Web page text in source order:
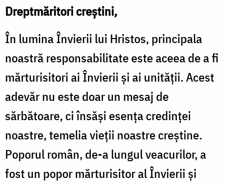
Dreptmăritori creștini,
În lumina Învierii lui Hristos, principala
noastră responsabilitate este aceea de a fi
mărturisitori ai Învierii și ai unității. Acest
adevăr nu este doar un mesaj de
sărbătoare, ci însăși esența credinței
noastre, temelia vieții noastre creștine.
Poporul român, de-a lungul veacurilor, a
fost un popor mărturisitor al Învierii și